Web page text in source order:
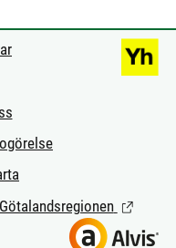
(Länk till